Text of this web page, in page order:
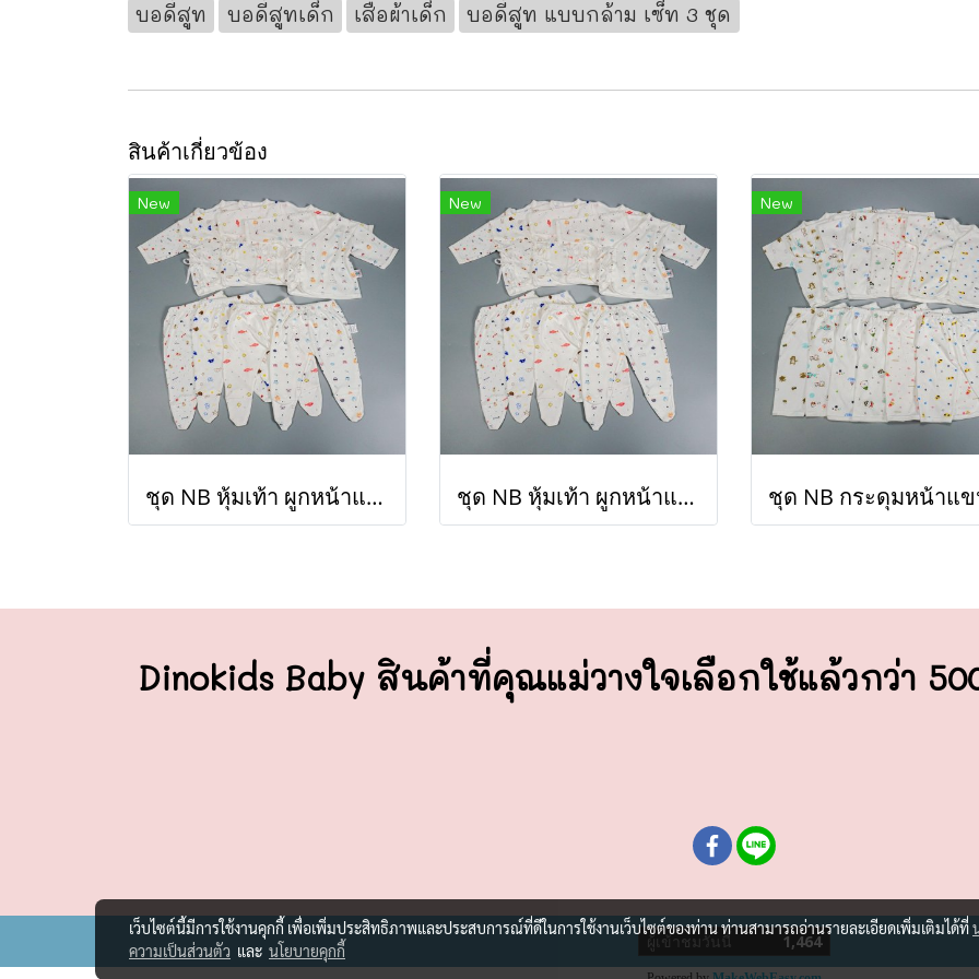
บอดี้สูท บอดี้สูทเด็ก เสื้อผ้าเด็ก บอดี้สูท แบบกล้าม เซ็ท 3 ชุด
สินค้าเกี่ยวข้อง
New
ชุด NB หุ้มเท้า ผูกหน้าแขนยาว S (ขายส่งเริ่มต้น 100 ชุด)
New
ชุด NB หุ้มเท้า ผูกหน้าแขนยาว M (ขายส่งเริ่มต้น 100 ชุด )
New
Dinokids Baby สินค้าที่คุณแม่วางใจเลือกใช้แล้วกว่า
ผู้เข้าชมวันนี้ 1,464
เว็บไซต์นี้มีการใช้งานคุกกี้ เพื่อเพิ่มประสิทธิภาพและประสบการณ์ที่ดีในการใช้งานเว็บไซต์ของท่าน ท่านสามารถอ่านรายละเอียดเพิ่มเติมได้ที่
ความเป็นส่วนตัว และ นโยบายคุกกี้